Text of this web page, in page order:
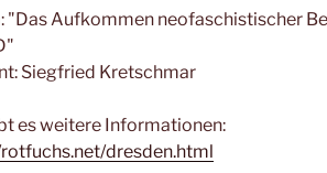
"Das Aufkommen neofaschistischer
Siegfried Kretschmar
es weitere Informationen:
dresden.html